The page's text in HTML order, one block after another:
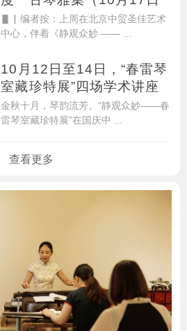
▋▏编者按：上周在北京中贸圣佳艺术
中心，伴着《静观众妙 —— ...
10月12日至14日，“春雷琴
室藏珍特展”四场学术讲座
金秋十月，琴韵流芳。“静观众妙——春
雷琴室藏珍特展”在国庆中 ...
查看更多